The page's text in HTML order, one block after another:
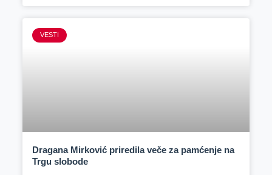
VESTI
Dragana Mirković priredila veče za pamćenje na
Trgu slobode